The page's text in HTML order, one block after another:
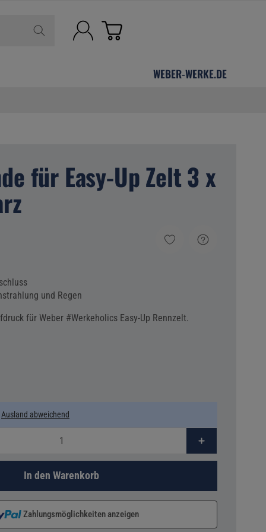
WEBER-WERKE.DE
für Easy-Up Zelt 3 x
und Regen
für Weber #Werkeholics Easy-Up Rennzelt.
Ausland abweichend
In den Warenkorb
Zahlungsmöglichkeiten anzeigen